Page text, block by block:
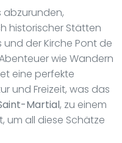
abzurunden,
historischer Stätten
der Kirche Pont de
wie Wandern
eine perfekte
und Freizeit, was das
Martial, zu einem
um all diese Schätze